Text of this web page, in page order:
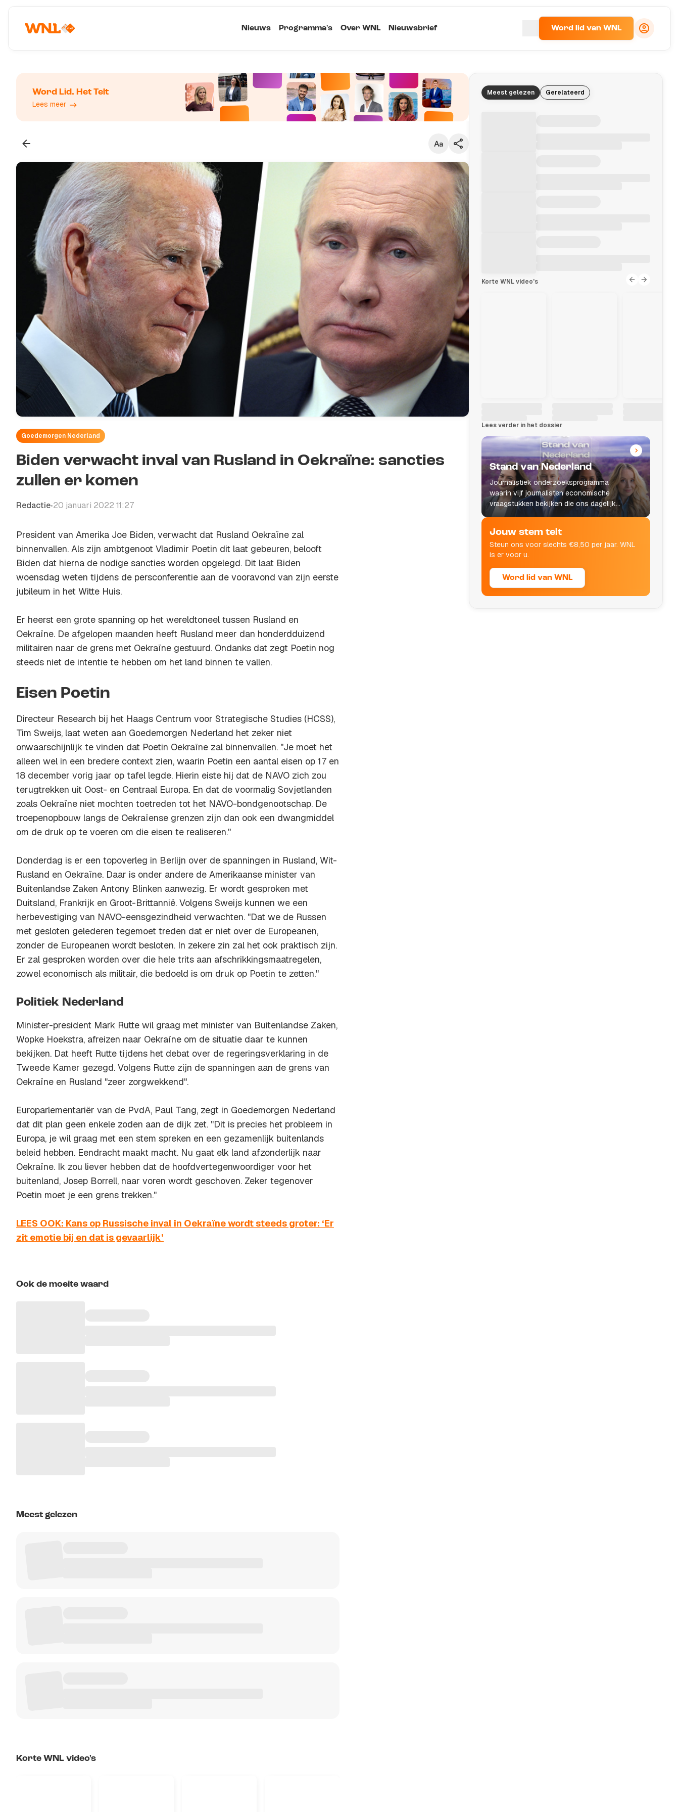
Nieuws Programma's Over WNL Nieuwsbrief Word lid van WNL
Word Lid. Het Telt
Lees meer
Klein
Standaard
Groot
Kopieer link
Goedemorgen Nederland
Biden verwacht inval van Rusland in Oekraïne: sancties
zullen er komen
Redactie•20 januari 2022 11:27
President van Amerika Joe Biden, verwacht dat Rusland Oekraïne zal
binnenvallen. Als zijn ambtgenoot Vladimir Poetin dit laat gebeuren, belooft
Biden dat hierna de nodige sancties worden opgelegd. Dit laat Biden
woensdag weten tijdens de persconferentie aan de vooravond van zijn eerste
jubileum in het Witte Huis.
Er heerst een grote spanning op het wereldtoneel tussen Rusland en
Oekraïne. De afgelopen maanden heeft Rusland meer dan honderdduizend
militairen naar de grens met Oekraïne gestuurd. Ondanks dat zegt Poetin nog
steeds niet de intentie te hebben om het land binnen te vallen.
Eisen Poetin
Directeur Research bij het Haags Centrum voor Strategische Studies (HCSS),
Tim Sweijs, laat weten aan Goedemorgen Nederland het zeker niet
onwaarschijnlijk te vinden dat Poetin Oekraïne zal binnenvallen. ''Je moet het
alleen wel in een bredere context zien, waarin Poetin een aantal eisen op 17 en
18 december vorig jaar op tafel legde. Hierin eiste hij dat de NAVO zich zou
terugtrekken uit Oost- en Centraal Europa. En dat de voormalig Sovjetlanden
zoals Oekraïne niet mochten toetreden tot het NAVO-bondgenootschap. De
troepenopbouw langs de Oekraïense grenzen zijn dan ook een dwangmiddel
om de druk op te voeren om die eisen te realiseren.''
Donderdag is er een topoverleg in Berlijn over de spanningen in Rusland, Wit-
Rusland en Oekraïne. Daar is onder andere de Amerikaanse minister van
Buitenlandse Zaken Antony Blinken aanwezig. Er wordt gesproken met
Duitsland, Frankrijk en Groot-Brittannië. Volgens Sweijs kunnen we een
herbevestiging van NAVO-eensgezindheid verwachten. ''Dat we de Russen
met gesloten gelederen tegemoet treden dat er niet over de Europeanen,
zonder de Europeanen wordt besloten. In zekere zin zal het ook praktisch zijn.
Er zal gesproken worden over die hele trits aan afschrikkingsmaatregelen,
zowel economisch als militair, die bedoeld is om druk op Poetin te zetten."
Politiek Nederland
Minister-president Mark Rutte wil graag met minister van Buitenlandse Zaken,
Wopke Hoekstra, afreizen naar Oekraïne om de situatie daar te kunnen
bekijken. Dat heeft Rutte tijdens het debat over de regeringsverklaring in de
Tweede Kamer gezegd. Volgens Rutte zijn de spanningen aan de grens van
Oekraïne en Rusland "zeer zorgwekkend".
Europarlementariër van de PvdA, Paul Tang, zegt in Goedemorgen Nederland
dat dit plan geen enkele zoden aan de dijk zet. ''Dit is precies het probleem in
Europa, je wil graag met een stem spreken en een gezamenlijk buitenlands
beleid hebben. Eendracht maakt macht. Nu gaat elk land afzonderlijk naar
Oekraïne. Ik zou liever hebben dat de hoofdvertegenwoordiger voor het
buitenland, Josep Borrell, naar voren wordt geschoven. Zeker tegenover
Poetin moet je een grens trekken.''
LEES OOK: Kans op Russische inval in Oekraïne wordt steeds groter: ‘Er
zit emotie bij en dat is gevaarlijk’
Ook de moeite waard
Meest gelezen
Korte WNL video's
Meest gelezen Gerelateerd
Korte WNL video's
Lees verder in het dossier
Stand van Nederland
Journalistiek onderzoeksprogramma
waarin vijf journalisten economische
vraagstukken bekijken die ons dagelijks
leven raken.
Jouw stem telt
Steun ons voor slechts €8,50 per jaar. WNL
is er voor u.
Word lid van WNL